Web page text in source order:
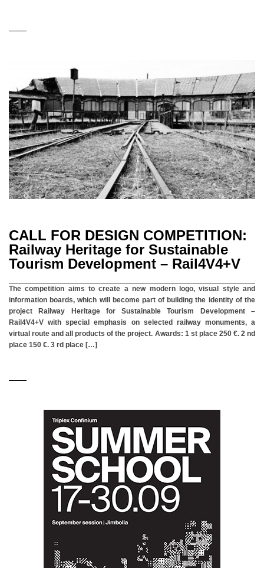
CALL FOR DESIGN COMPETITION:
Railway Heritage for Sustainable
Tourism Development – Rail4V4+V
The competition aims to create a new modern logo, visual style and
information boards, which will become part of building the identity of the
project Railway Heritage for Sustainable Tourism Development –
Rail4V4+V with special emphasis on selected railway monuments, a
virtual route and all products of the project. Awards: 1 st place 250 €. 2 nd
place 150 €. 3 rd place […]